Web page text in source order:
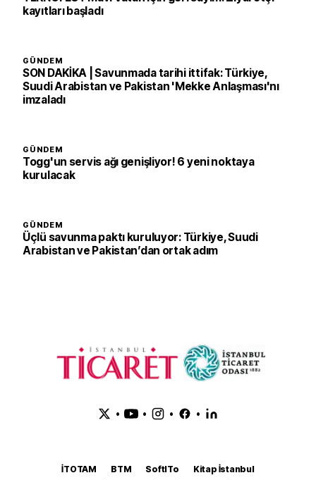
kayıtları başladı
GÜNDEM
SON DAKİKA | Savunmada tarihi ittifak: Türkiye,
Suudi Arabistan ve Pakistan 'Mekke Anlaşması'nı
imzaladı
GÜNDEM
Togg'un servis ağı genişliyor! 6 yeni noktaya
kurulacak
GÜNDEM
Üçlü savunma paktı kuruluyor: Türkiye, Suudi
Arabistan ve Pakistan’dan ortak adım
• • • •
İTOTAM BTM SoftITo
Kitap İstanbul